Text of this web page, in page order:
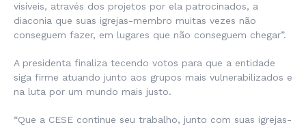
visíveis, através dos projetos por ela patrocinados, a
diaconia que suas igrejas-membro muitas vezes não
conseguem fazer, em lugares que não conseguem chegar”.
A presidenta finaliza tecendo votos para que a entidade
siga firme atuando junto aos grupos mais vulnerabilizados e
na luta por um mundo mais justo.
“Que a CESE continue seu trabalho, junto com suas igrejas-